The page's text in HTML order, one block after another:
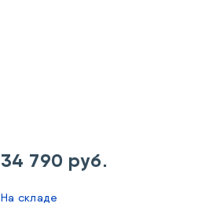
34 790 руб.
На складе